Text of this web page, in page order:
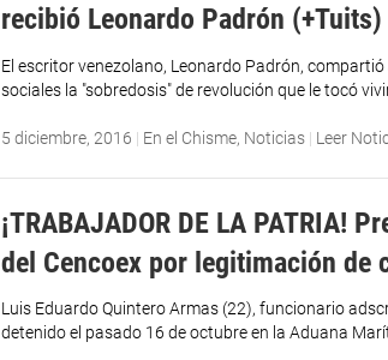
recibió Leonardo Padrón (+Tuits)
El escritor venezolano, Leonardo Padrón,
sociales la "sobredosis" de revolución que le tocó
5 diciembre, 2016 | En el Chisme, Noticias | Leer
¡TRABAJADOR DE LA PATRIA!
del Cencoex por legitimación de
Luis Eduardo Quintero Armas (22), funcionario
detenido el pasado 16 de octubre en la Aduana